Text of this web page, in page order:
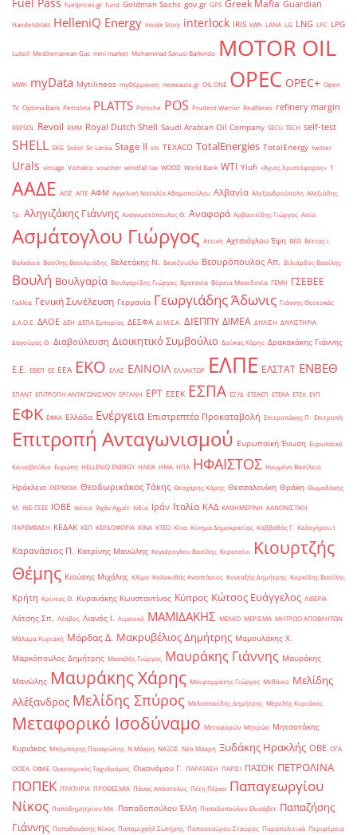
fuelprices.gr fund Goldman Sachs gov.gr GPS Greek Mafia Guardian
Handelsblatt HelleniQ Energy Inside Story interlock IRIS kWh LANA LG LNG LPC LPG
Lukoil Mediterranean Gas mini market Mohammad Sanusi Barkindo MOTOR OIL
MWh myData Mytilineos myΘέρμανση newsauto.gr OIL ONE OPEC OPEC+ Open
TV Optima Bank Petrolina PLATTS Porsche POS Prudent Warrior RealNews refinery margin
REPSOL Revoil RMM Royal Dutch Shell Saudi Arabian Oil Company SECU-TECH self-test
SHELL SKG Sokol Sri Lanka Stage II sts TEXACO TotalEnergies TotalEnergy twitter
Urals vintage Viohalco voucher windfall tax WOOD World Bank WTI Yiufi «Άγιος Χριστόφορος» ΄1
ΑΑΔΕ ΑΟΖ ΑΠΕ ΑΦΜ Αγγελική Ναταλία Αδαμοπούλου Αλβανία Αλεξανδρούπολη Αλεξιάδης
Τρ. Αληγιζάκης Γιάννης Αναγνωστόπουλος Θ. Αναφορά Αρβανιτίδης Γιώργος Ασία
Ασμάτογλου Γιώργος Αττική Αχτσιόγλου Έφη ΒΕΘ Βέττας Ι.
Βαλκάνια Βασίλης Βασιλειάδης Βελετάκης Ν. Βενεζουέλα Βεσυρόπουλος Απ. Βιλιάρδος Βασίλης
Βουλή Βουλγαρία Βουλγαρίδης Γιώργος Βρετανία Βόρεια Μακεδονία ΓΕΜΗ ΓΣΕΒΕΕ
Γαλλία Γενική Συνέλευση Γερμανία Γεωργιάδης Άδωνις Γιάννης Θεοτοκάς
Δ.Α.Ο.Ε. ΔΑΟΕ ΔΕΗ ΔΕΠΑ Εμπορίας ΔΕΣΦΑ ΔΙ.Μ.Ε.Α. ΔΙΕΠΠΥ ΔΙΜΕΑ ΔΙΥΛΙΣΗ ΔΙΥΛΙΣΤΗΡΙΑ
Δαγούμας Θ. Διαβούλευση Διοικητικό Συμβούλιο Δούκας Χάρης Δρακακάκης Γιάννης
Ε.Ε. ΕΒΕΠ ΕΕ ΕΕΑ ΕΚΟ ΕΛΑΣ ΕΛΙΝΟΙΛ ΕΛΛΑΚΤΩΡ ΕΛΠΕ ΕΛΣΤΑΤ ΕΝΒΕΘ
ΕΠΑΝΤ ΕΠΙΤΡΟΠΗ ΑΝΤΑΓΩΝΙΣΜΟΥ ΕΡΓΑΝΗ ΕΡΤ ΕΣΕΚ ΕΣΠΑ ΕΣΥΔ ΕΤΕΑΕΠ ΕΤΕΚΑ ΕΤΕπ ΕΥΠ
ΕΦΚ ΕΦΚΑ Ελλάδα Ενέργεια Επιστρεπτέα Προκαταβολή Επιτροπάκης Π. Επιτροπή
Επιτροπή Ανταγωνισμού Ευρωπαϊκή Ένωση Ευρωπαϊκό
Κοινοβούλιο Ευρώπη ΗELLENiQ ENERGY ΗΛΕΙΑ ΗΜΑ ΗΠΑ ΗΦΑΙΣΤΟΣ Ηνωμένο Βασίλειο
Ηράκλειο ΘΕΡΜΟΙΛ Θεοδωρικάκος Τάκης Θεοχάρης Χάρης Θεσσαλονίκη Θράκη Θωμαδάκης
Μ. ΙΝΕ-ΓΣΕΕ ΙΟΒΕ Ικόνιο Ιλχάν Αχμέτ Ινδία Ιράν Ιταλία ΚΑΔ ΚΑΘΗΜΕΡΙΝΗ ΚΑΝΟΝΙΣΤΙΚΗ
ΠΑΡΕΜΒΑΣΗ ΚΕΔΑΚ ΚΕΠ ΚΕΡΔΟΦΟΡΙΑ ΚΙΝΑ ΚΤΕΟ Κίνα Κίνημα Δημοκρατίας Καββαθάς Γ. Καλογήρου Ι.
Καρανάσιος Π. Κατρίνης Μανώλης Κεγκέρογλου Βασίλης Κερατσίνι
Κιουρτζής
Θέμης Κιούσης Μιχάλης Κλίμα Κολοκυθάς Αναστάσιος Κονταξής Δημήτρης Κορκίδης Βασίλης
Κρήτη Κρίντας Θ. Κυρανάκης Κωνσταντίνος Κύπρος Κώτσος Ευάγγελος ΛΙΒΕΡΙΑ
Λάτσης Σπ. Λέσβος Λιανός Ι. Λιμενικό ΜΑΜΙΔΑΚΗΣ ΜΕΛΚΟ ΜΕΡΙΣΜΑ ΜΗΤΡΩΟ ΑΠΟΒΛΗΤΩΝ
Μάλαμα Κυριακή Μάρδας Δ. Μακρυβέλιος Δημήτρης Μαμουλάκης Χ.
Μαρκόπουλος Δημήτρης Μασαλής Γιώργος Μαυράκης Γιάννης Μαυράκης
Μανώλης Μαυράκης Χάρης Μαυρομμάτης Γιώργος Μεθάνιο Μελίδης
Αλέξανδρος Μελίδης Σπύρος Μελισσανίδης Δημήτρης Μερελής Κυριάκος
Μεταφορικό Ισοδύναμο Μεταφορών Μητρώο Μητσοτάκης
Κυριάκος Μπόμπορης Παναγιώτης Ν.Μάκρη ΝΑΞΟΣ Νέα Μάκρη Ξυδάκης Ηρακλής ΟΒΕ ΟΓΑ
ΟΟΣΑ ΟΦΑΕ Οικονομικός Ταχυδρόμος Οικονόμου Γ. ΠΑΡΑΤΑΣΗ ΠΑΡΙΣΙ ΠΑΣΟΚ ΠΕΤΡΟΛΙΝΑ
ΠΟΠΕΚ ΠΡΑΤΗΡΙΑ ΠΡΟΘΕΣΜΙΑ Πάνας Απόστολος Πέτη Πέρκα Παπαγεωργίου
Νίκος Παπαδημητρίου Μπ. Παπαδοπούλου Έλλη Παπαδοπούλου Ελισάβετ Παπαζήσης
Γιάννης Παπαθανάσης Νίκος Παπαμιχαήλ Σωτήρης Παπασταύρου Σταύρος Παραπολιτικά Περιφέρεια